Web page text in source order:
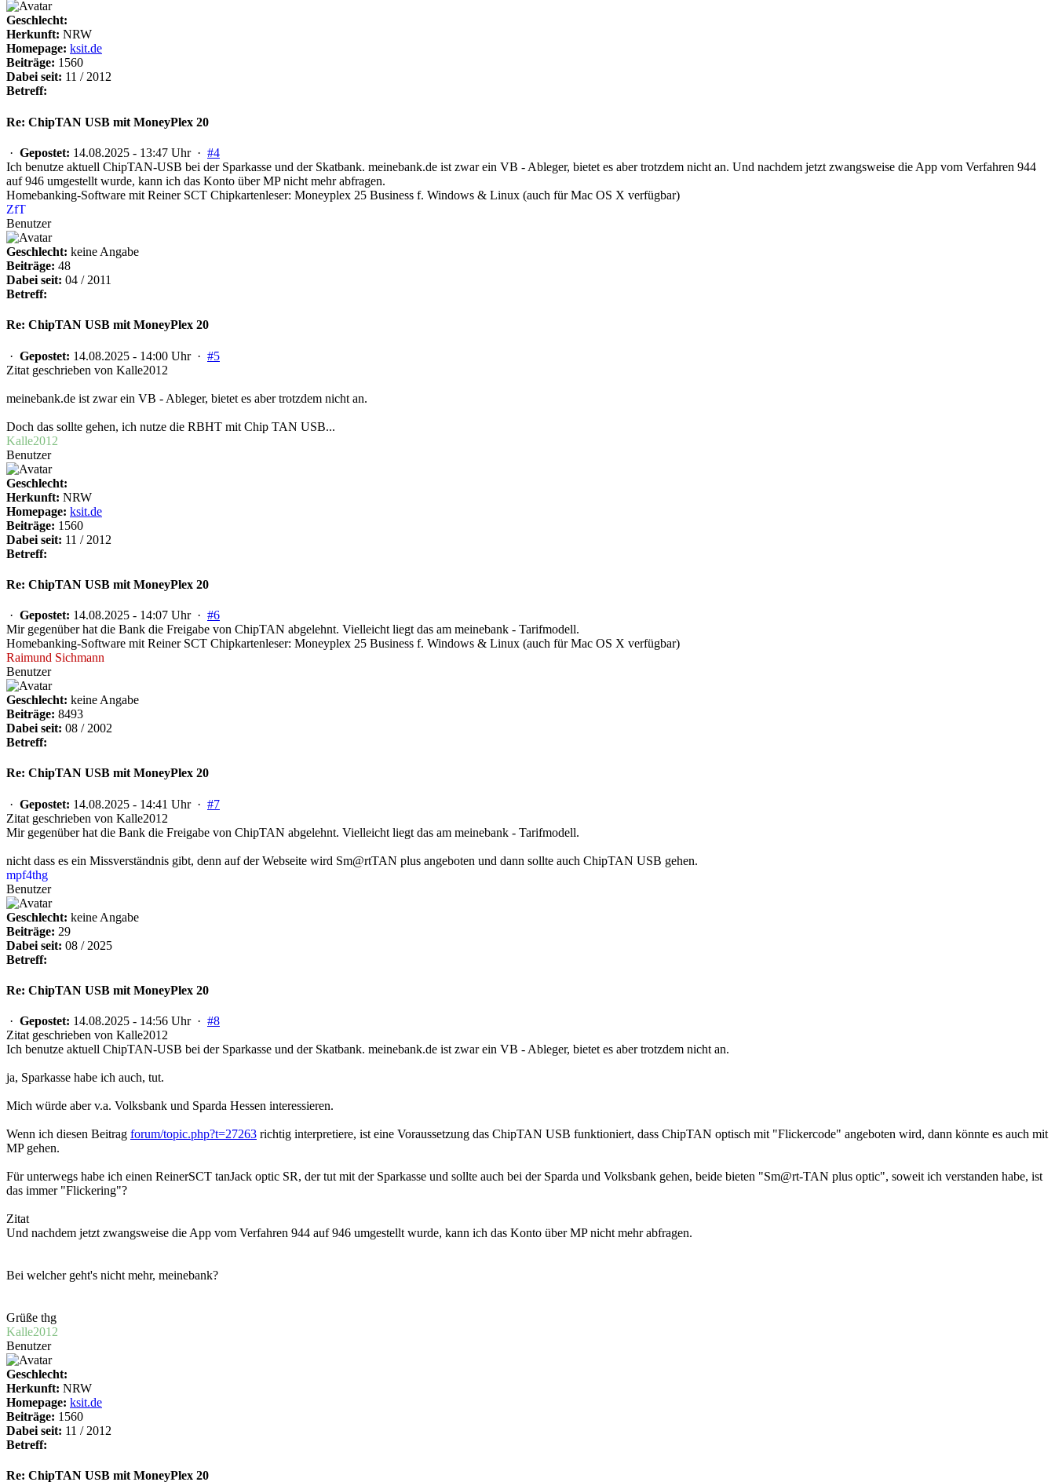
Geschlecht:
Herkunft: NRW
Homepage: ksit.de
Beiträge: 1560
Dabei seit: 11 / 2012
Betreff:
Re: ChipTAN USB mit MoneyPlex 20
· Gepostet: 14.08.2025 - 13:47 Uhr · #4
Ich benutze aktuell ChipTAN-USB bei der Sparkasse und der Skatbank. meinebank.de ist zwar ein VB - Ableger, bietet es aber trotzdem nicht an. Und nachdem jetzt zwangsweise die App vom Verfahren 944
auf 946 umgestellt wurde, kann ich das Konto über MP nicht mehr abfragen.
Homebanking-Software mit Reiner SCT Chipkartenleser: Moneyplex 25 Business f. Windows & Linux (auch für Mac OS X verfügbar)
ZfT
Benutzer
Geschlecht: keine Angabe
Beiträge: 48
Dabei seit: 04 / 2011
Betreff:
Re: ChipTAN USB mit MoneyPlex 20
· Gepostet: 14.08.2025 - 14:00 Uhr · #5
Zitat geschrieben von Kalle2012
meinebank.de ist zwar ein VB - Ableger, bietet es aber trotzdem nicht an.
Doch das sollte gehen, ich nutze die RBHT mit Chip TAN USB...
Kalle2012
Benutzer
Geschlecht:
Herkunft: NRW
Homepage: ksit.de
Beiträge: 1560
Dabei seit: 11 / 2012
Betreff:
Re: ChipTAN USB mit MoneyPlex 20
· Gepostet: 14.08.2025 - 14:07 Uhr · #6
Mir gegenüber hat die Bank die Freigabe von ChipTAN abgelehnt. Vielleicht liegt das am meinebank - Tarifmodell.
Homebanking-Software mit Reiner SCT Chipkartenleser: Moneyplex 25 Business f. Windows & Linux (auch für Mac OS X verfügbar)
Raimund Sichmann
Benutzer
Geschlecht: keine Angabe
Beiträge: 8493
Dabei seit: 08 / 2002
Betreff:
Re: ChipTAN USB mit MoneyPlex 20
· Gepostet: 14.08.2025 - 14:41 Uhr · #7
Zitat geschrieben von Kalle2012
Mir gegenüber hat die Bank die Freigabe von ChipTAN abgelehnt. Vielleicht liegt das am meinebank - Tarifmodell.
nicht dass es ein Missverständnis gibt, denn auf der Webseite wird Sm@rtTAN plus angeboten und dann sollte auch ChipTAN USB gehen.
mpf4thg
Benutzer
Geschlecht: keine Angabe
Beiträge: 29
Dabei seit: 08 / 2025
Betreff:
Re: ChipTAN USB mit MoneyPlex 20
· Gepostet: 14.08.2025 - 14:56 Uhr · #8
Zitat geschrieben von Kalle2012
Ich benutze aktuell ChipTAN-USB bei der Sparkasse und der Skatbank. meinebank.de ist zwar ein VB - Ableger, bietet es aber trotzdem nicht an.
ja, Sparkasse habe ich auch, tut.
Mich würde aber v.a. Volksbank und Sparda Hessen interessieren.
Wenn ich diesen Beitrag forum/topic.php?t=27263 richtig interpretiere, ist eine Voraussetzung das ChipTAN USB funktioniert, dass ChipTAN optisch mit "Flickercode" angeboten wird, dann könnte es auch mit
MP gehen.
Für unterwegs habe ich einen ReinerSCT tanJack optic SR, der tut mit der Sparkasse und sollte auch bei der Sparda und Volksbank gehen, beide bieten "Sm@rt-TAN plus optic", soweit ich verstanden habe, ist
das immer "Flickering"?
Zitat
Und nachdem jetzt zwangsweise die App vom Verfahren 944 auf 946 umgestellt wurde, kann ich das Konto über MP nicht mehr abfragen.
Bei welcher geht's nicht mehr, meinebank?
Grüße thg
Kalle2012
Benutzer
Geschlecht:
Herkunft: NRW
Homepage: ksit.de
Beiträge: 1560
Dabei seit: 11 / 2012
Betreff:
Re: ChipTAN USB mit MoneyPlex 20